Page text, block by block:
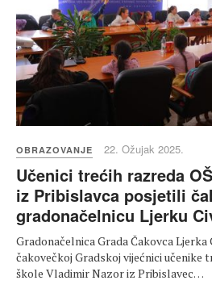
OBRAZOVANJE 22. Ožujak 2025.
Učenici trećih razreda
iz Pribislavca posjetili
gradonačelnicu Ljerku
Gradonačelnica Grada Čakovca Ljerka
čakovečkoj Gradskoj vijećnici učenike
škole Vladimir Nazor iz Pribislavec…